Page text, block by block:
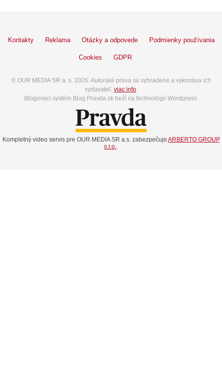
Kontakty Reklama Otázky a odpovede Podmienky používania
Cookies GDPR
© OUR MEDIA SR a. s. 2026. Autorské práva sú vyhradené a vykonáva ich
vydavateľ, viac info.
Blogovací systém Blog.Pravda.sk beží na technológií Wordpress.
Kompletný video servis pre OUR MEDIA SR a.s. zabezpečuje ARBERTO GROUP
s.r.o..